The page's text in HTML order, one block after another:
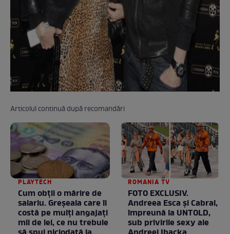
Articolul continuă după recomandări
PLAYTECH
Cum obții o mărire de
salariu. Greșeala care îi
costă pe mulți angajați
mii de lei, ce nu trebuie
ROMANIA TV
FOTO EXCLUSIV.
Andreea Esca şi Cabral,
împreună la UNTOLD,
sub privirile sexy ale